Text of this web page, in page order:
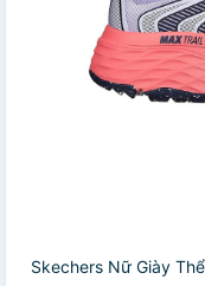
Skechers Nữ Giày